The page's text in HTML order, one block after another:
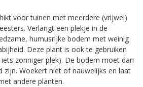
voor tuinen met meerdere (vrijwel)
Verlangt een plekje in de
humusrijke bodem met weinig
Deze plant is ook te gebruiken
zonniger plek). De bodem moet dan
zijn. Woekert niet of nauwelijks en laat
andere planten.